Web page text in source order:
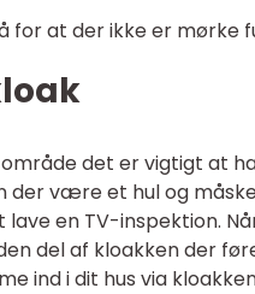
for at der ikke er
det er vigtigt at
der være et hul og
lave en TV-inspektion.
del af kloakken der
ind i dit hus via